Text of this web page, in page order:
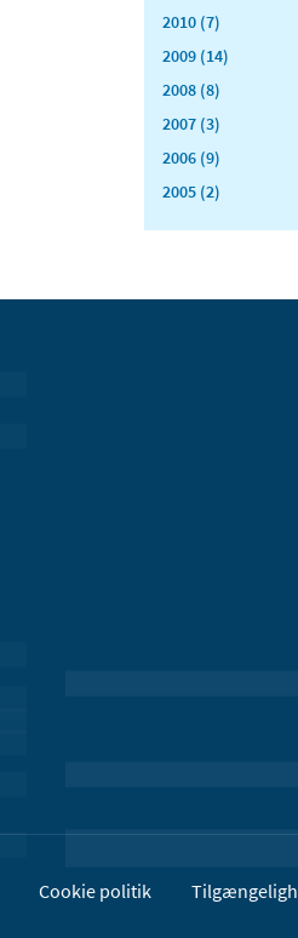
2010 (7)
2009 (14)
2008 (8)
2007 (3)
2006 (9)
2005 (2)
Cookie politik